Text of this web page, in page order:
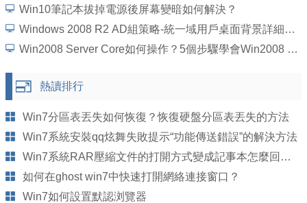
Win10筆記本拔掉電源後屏幕變暗如何解決？
Windows 2008 R2 AD組策略-統一域用戶桌面背景詳細圖文教程
Win2008 Server Core如何操作？5個步驟學會Win2008 Server Core操作
熱讀排行
Win7分區表丟失如何恢復？恢復硬盤分區表丟失的方法
Win7系統安裝qq炫舞失敗提示“功能傳送錯誤”的解決方法
Win7系統RAR壓縮文件的打開方式變成記事本怎麼回事？
如何在ghost win7中快速打開網絡連接窗口？
Win7如何設置默認浏覽器